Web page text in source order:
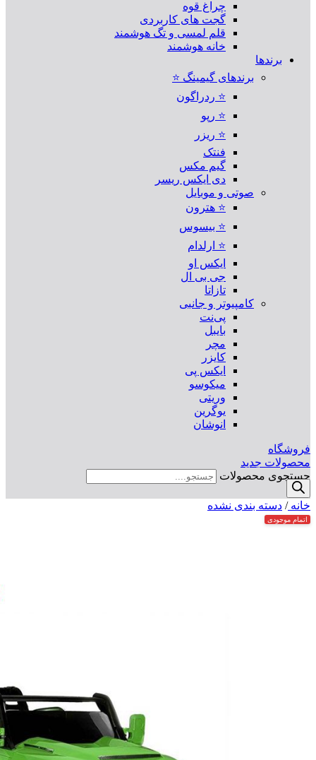
چراغ قوه
گجت های کاربردی
قلم لمسی و تگ هوشمند
خانه هوشمند
برندها
برندهای گیمینگ ⭐
⭐ ردراگون
⭐ رپو
⭐ ریزر
فنتک
گیم مکس
دی ایکس ریسر
صوتی و موبایل
⭐ هترون
⭐ بیسوس
⭐ ارلدام
ایکس او
جی بی ال
تازاتا
کامپیوتر و جانبی
پی‌نت
بایبل
مچر
کایزر
ایکس پی
میکوسو
وریتی
یوگرین
انوشان
فروشگاه
محصولات جدید
جستجوی محصولات
خانه/ دسته بندی نشده
اتمام موجودی